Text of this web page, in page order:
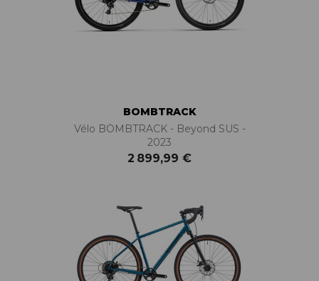
BOMBTRACK
Vélo BOMBTRACK - Beyond SUS -
2023
2 899,99 €